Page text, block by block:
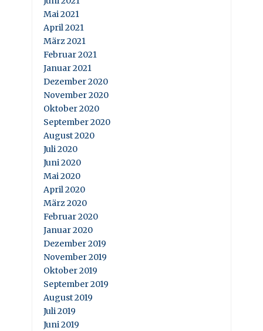
Mai 2021
April 2021
März 2021
Februar 2021
Januar 2021
Dezember 2020
November 2020
Oktober 2020
September 2020
August 2020
Juli 2020
Juni 2020
Mai 2020
April 2020
März 2020
Februar 2020
Januar 2020
Dezember 2019
November 2019
Oktober 2019
September 2019
August 2019
Juli 2019
Juni 2019